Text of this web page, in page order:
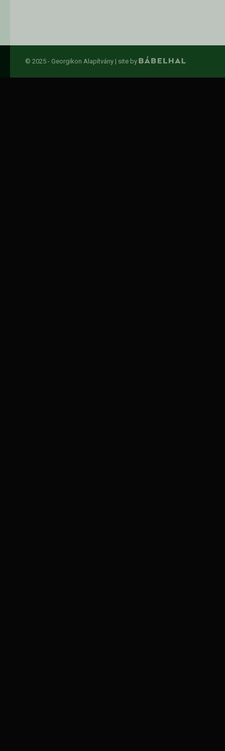
© 2025 - Georgikon Alapítvány | site by